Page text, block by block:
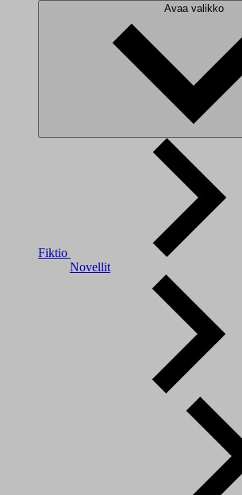
Avaa valikko
Fiktio
Novellit